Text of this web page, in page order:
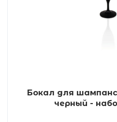
Бокал для
черный -